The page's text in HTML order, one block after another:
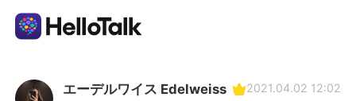
Приложение для Языкового Обмена
エーデルワイス Edelweiss 2021.04.02 12:02